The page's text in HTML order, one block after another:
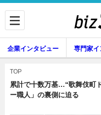
企業インタビュー 専門家
暮らし
TOP
累計で十数万基…“歌舞伎町
ー職人」の裏側に迫る